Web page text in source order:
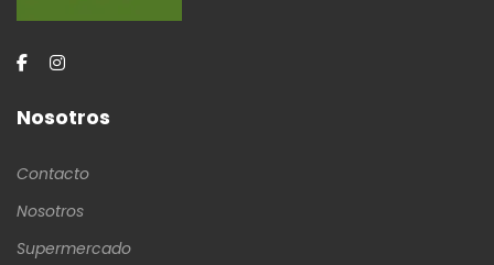
Nosotros
Contacto
Nosotros
Supermercado